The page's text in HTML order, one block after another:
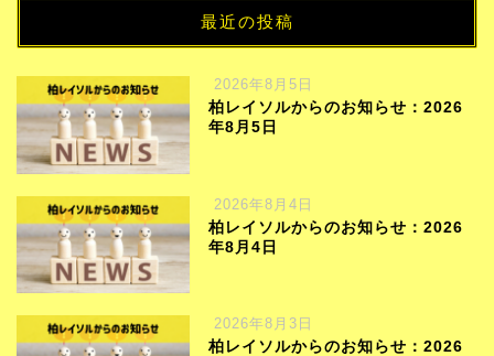
最近の投稿
2026年8月5日
柏レイソルからのお知らせ：2026
年8月5日
2026年8月4日
柏レイソルからのお知らせ：2026
年8月4日
2026年8月3日
柏レイソルからのお知らせ：2026